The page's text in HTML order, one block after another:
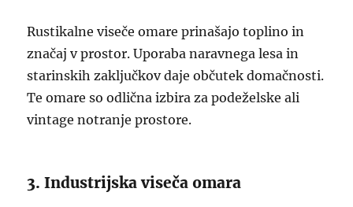
Rustikalne viseče omare prinašajo toplino in
značaj v prostor. Uporaba naravnega lesa in
starinskih zaključkov daje občutek domačnosti.
Te omare so odlična izbira za podeželske ali
vintage notranje prostore.
3. Industrijska viseča omara